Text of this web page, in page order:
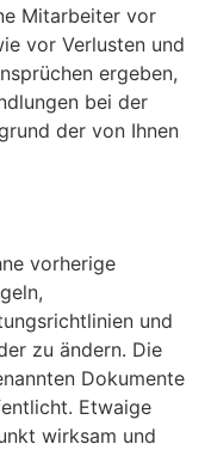
Mitarbeiter vor
vor Verlusten und
ergeben,
bei der
der von Ihnen
vorherige
und
zu ändern. Die
Dokumente
Etwaige
wirksam und